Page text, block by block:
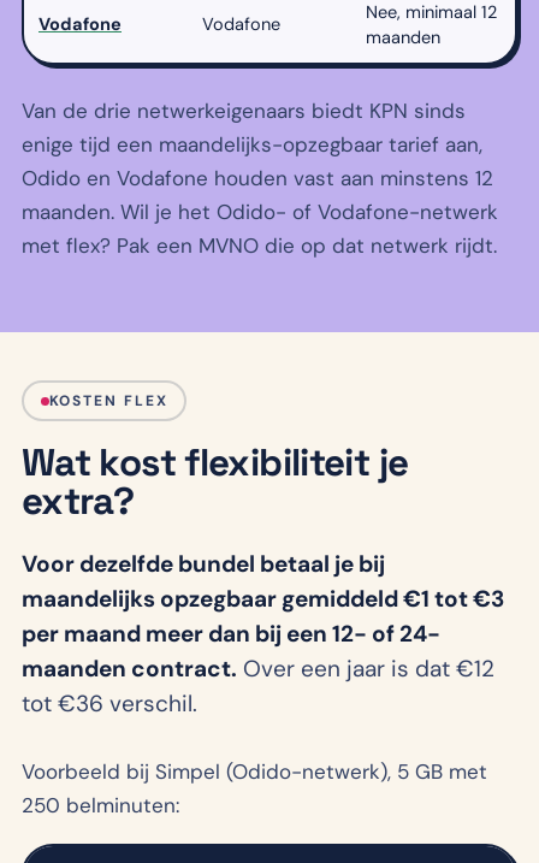
Vodafone Vodafone
Nee, minimaal 12
maanden
Van de drie netwerkeigenaars biedt KPN sinds
enige tijd een maandelijks-opzegbaar tarief aan,
Odido en Vodafone houden vast aan minstens 12
maanden. Wil je het Odido- of Vodafone-netwerk
met flex? Pak een MVNO die op dat netwerk rijdt.
KOSTEN FLEX
Wat kost flexibiliteit je
extra?
Voor dezelfde bundel betaal je bij
maandelijks opzegbaar gemiddeld €1 tot €3
per maand meer dan bij een 12- of 24-
maanden contract. Over een jaar is dat €12
tot €36 verschil.
Voorbeeld bij Simpel (Odido-netwerk), 5 GB met
250 belminuten: